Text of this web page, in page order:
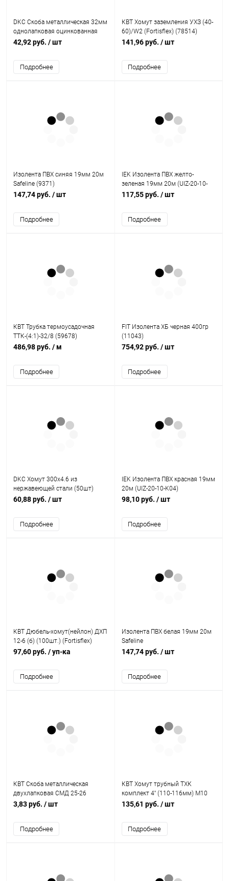
DKC Скоба металлическая 32мм
однолапковая оцинкованная
(53346)
42,92 руб. / шт
Подробнее
КВТ Хомут заземления УХЗ (40-
60)/W2 (Fortisflex) (78514)
141,96 руб. / шт
Подробнее
Изолента ПВХ синяя 19мм 20м
Safeline (9371)
147,74 руб. / шт
Подробнее
IEK Изолента ПВХ желто-
зеленая 19мм 20м (UIZ-20-10-
K52)
117,55 руб. / шт
Подробнее
КВТ Трубка термоусадочная
ТТК-(4:1)-32/8 (59678)
486,98 руб. / м
Подробнее
FIT Изолента ХБ черная 400гр
(11043)
754,92 руб. / шт
Подробнее
DKC Хомут 300х4.6 из
нержавеющей стали (50шт)
(27606)
60,88 руб. / шт
Подробнее
IEK Изолента ПВХ красная 19мм
20м (UIZ-20-10-K04)
98,10 руб. / шт
Подробнее
КВТ Дюбель-хомут(нейлон) ДХП
12-6 (б) (100шт.) (Fortisflex)
(57159)
97,60 руб. / уп-ка
Подробнее
Изолента ПВХ белая 19мм 20м
Safeline
147,74 руб. / шт
Подробнее
КВТ Скоба металлическая
двухлапковая СМД 25-26
(Fortisflex) (50226)
3,83 руб. / шт
Подробнее
КВТ Хомут трубный ТХК
комплект 4'' (110-116мм) М10
(Fortisflex) (59908)
135,61 руб. / шт
Подробнее